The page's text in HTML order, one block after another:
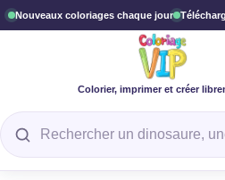
Nouveaux coloriages chaque jour
Colorier, imprimer et créer
Rechercher un coloriage